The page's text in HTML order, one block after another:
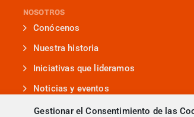
Gestionar el Consentimiento de las
NOSOTROS
Conócenos
Nuestra historia
Iniciativas que lideramos
Noticias y eventos
Presencia en medios